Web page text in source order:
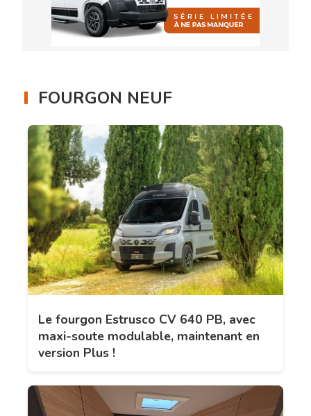
FOURGON NEUF
Le fourgon Estrusco CV 640 PB, avec
maxi-soute modulable, maintenant en
version Plus !